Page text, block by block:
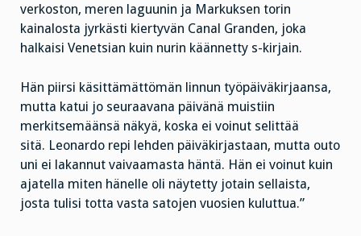
verkoston, meren laguunin ja Markuksen torin
kainalosta jyrkästi kiertyvän Canal Granden, joka
halkaisi Venetsian kuin nurin käännetty s-kirjain.
Hän piirsi käsittämättömän linnun työpäiväkirjaansa,
mutta katui jo seuraavana päivänä muistiin
merkitsemäänsä näkyä, koska ei voinut selittää
sitä. Leonardo repi lehden päiväkirjastaan, mutta outo
uni ei lakannut vaivaamasta häntä. Hän ei voinut kuin
ajatella miten hänelle oli näytetty jotain sellaista,
josta tulisi totta vasta satojen vuosien kuluttua.”